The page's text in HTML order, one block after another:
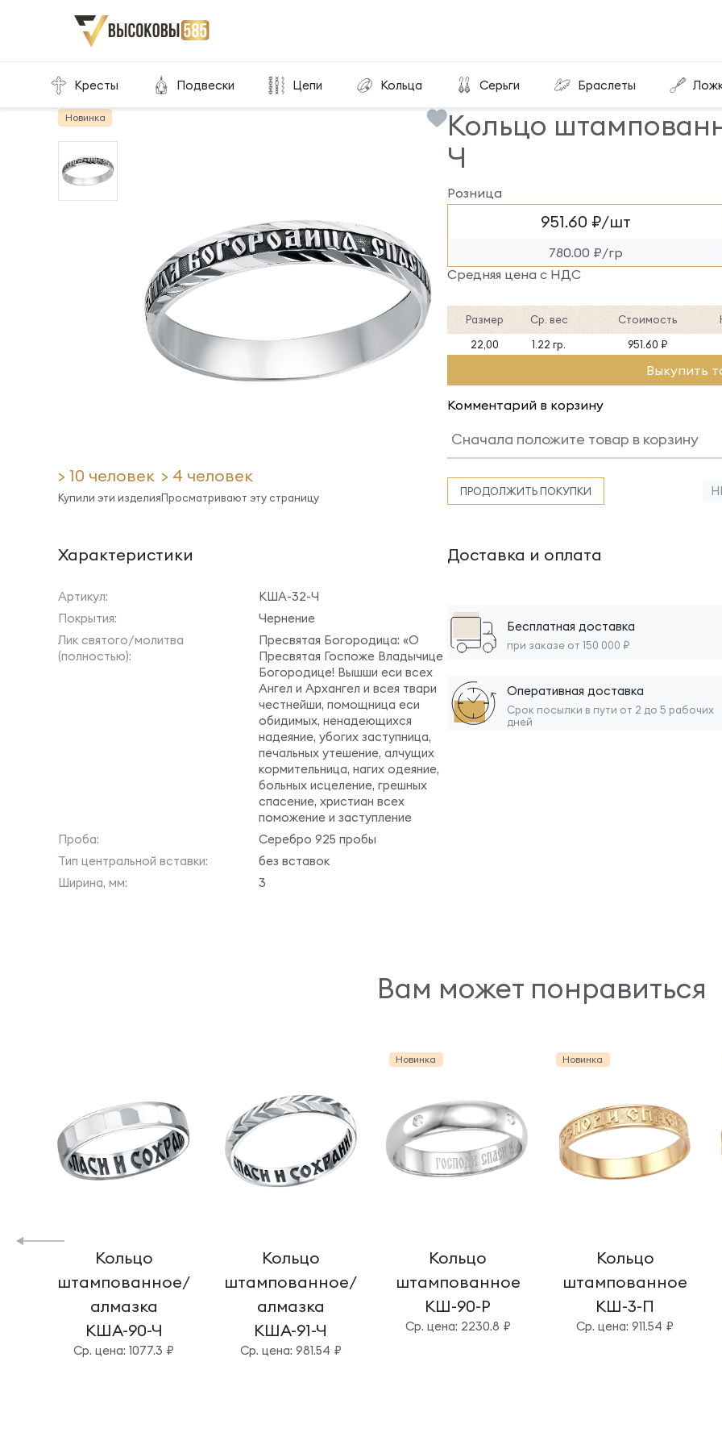
Кресты Подвески Цепи Кольца Серьги Браслеты
Главная Склад готовой продукции Кольцо штампованное/алмазка КША-32-Ч
Новинка
> 10 человек
Купили эти изделия
> 4 человек
Просматривают эту страницу
Кольцо
Ч
Розница
951.60 ₽/шт
780.00 ₽/гр
Средняя цена с НДС
Размер Ср. вес Стоимость
22,00
1.22 гр. 951.60 ₽
Выкупить
Комментарий в корзину
ПРОДОЛЖИТЬ ПОКУПКИ
Характеристики
Артикул:
КША-32-Ч
Покрытия:
Чернение
Лик святого/молитва
(полностью):
Пресвятая Богородица: «О
Пресвятая Госпоже Владычице
Богородице! Вышши еси всех
Ангел и Архангел и всея твари
честнейши, помощница еси
обидимых, ненадеющихся
надеяние, убогих заступница,
печальных утешение, алчущих
кормительница, нагих одеяние,
больных исцеление, грешных
спасение, христиан всех
поможение и заступление
Проба:
Серебро 925 пробы
Тип центральной вставки:
без вставок
Ширина, мм:
3
Доставка и оплата
Бесплатная доставка
при заказе от 150 000 ₽
Оперативная доставка
Срок посылки в пути от 2 до 5 рабочих
дней
Вам может понравиться
Кольцо
штампованное/
алмазка
КША-90-Ч
Cр. цена: 1077.3 ₽
Кольцо
штампованное/
алмазка
КША-91-Ч
Cр. цена: 981.54 ₽
Новинка
Кольцо
штампованное
КШ-90-Р
Cр. цена: 2230.8 ₽
Новинка
Кольцо
штампованное
КШ-3-П
Cр. цена: 911.54 ₽